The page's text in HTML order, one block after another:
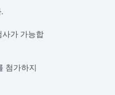
사가 가능합
첨가하지